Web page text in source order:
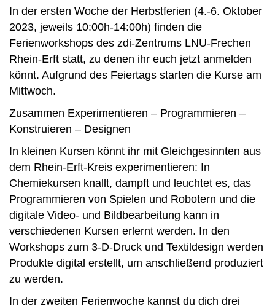
In der ersten Woche der Herbstferien (4.-6. Oktober
2023, jeweils 10:00h-14:00h) finden die
Ferienworkshops des zdi-Zentrums LNU-Frechen
Rhein-Erft statt, zu denen ihr euch jetzt anmelden
könnt. Aufgrund des Feiertags starten die Kurse am
Mittwoch.
Zusammen Experimentieren – Programmieren –
Konstruieren – Designen
In kleinen Kursen könnt ihr mit Gleichgesinnten aus
dem Rhein-Erft-Kreis experimentieren: In
Chemiekursen knallt, dampft und leuchtet es, das
Programmieren von Spielen und Robotern und die
digitale Video- und Bildbearbeitung kann in
verschiedenen Kursen erlernt werden. In den
Workshops zum 3-D-Druck und Textildesign werden
Produkte digital erstellt, um anschließend produziert
zu werden.
In der zweiten Ferienwoche kannst du dich drei